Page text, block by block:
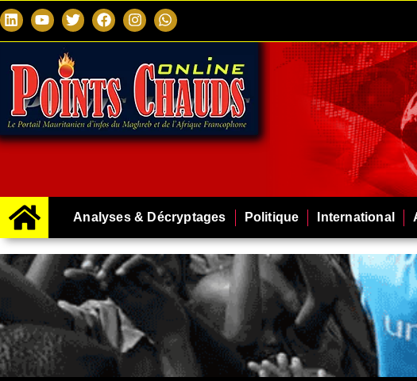
Analyses & Décryptages Politique International